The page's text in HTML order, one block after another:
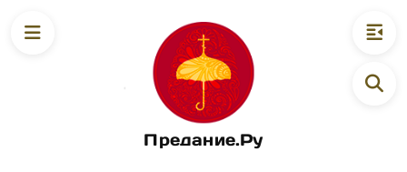
Предание.Ру